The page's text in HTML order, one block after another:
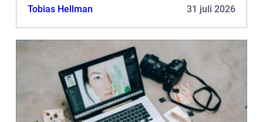
att ...
Tobias Hellman 31 juli 2026